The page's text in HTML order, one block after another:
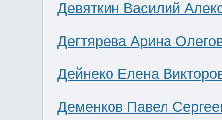
Девяткин Василий
Дегтярева Арина
Дейнеко Елена
Деменков Павел